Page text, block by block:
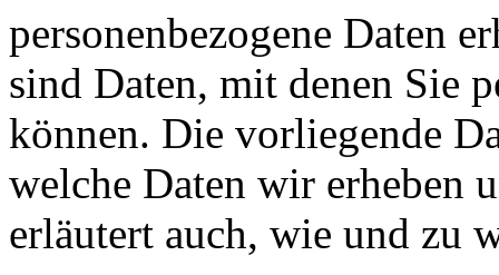
personenbezogene Daten
sind Daten, mit denen Sie
können. Die vorliegende
welche Daten wir erheben
erläutert auch, wie und zu